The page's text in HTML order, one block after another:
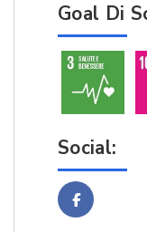
Goal Di
Social:
Facebook